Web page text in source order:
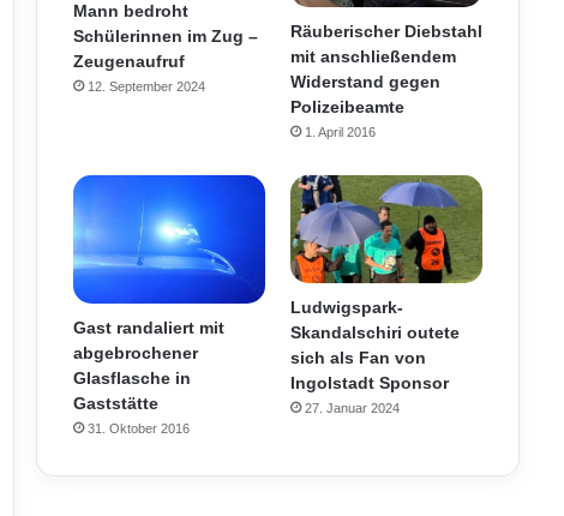
Mann bedroht
Schülerinnen im Zug –
Zeugenaufruf
12. September 2024
Räuberischer Diebstahl
mit anschließendem
Widerstand gegen
Polizeibeamte
1. April 2016
Gast randaliert mit
abgebrochener
Glasflasche in
Gaststätte
31. Oktober 2016
Ludwigspark-
Skandalschiri outete
sich als Fan von
Ingolstadt Sponsor
27. Januar 2024